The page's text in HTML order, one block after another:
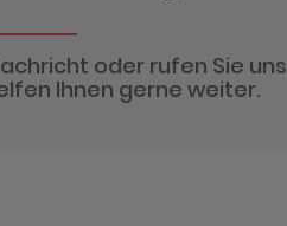
oder rufen Sie
Ihnen gerne weiter.